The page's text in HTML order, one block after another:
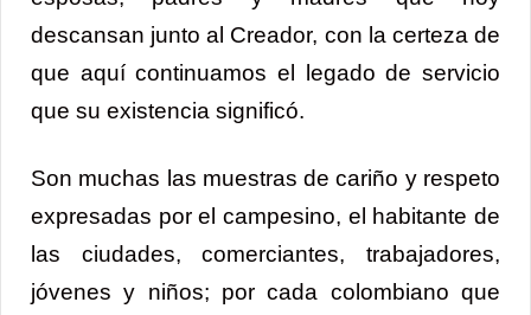
descansan junto al Creador, con la certeza de
que aquí continuamos el legado de servicio
que su existencia significó.
Son muchas las muestras de cariño y respeto
expresadas por el campesino, el habitante de
las ciudades, comerciantes, trabajadores,
jóvenes y niños; por cada colombiano que